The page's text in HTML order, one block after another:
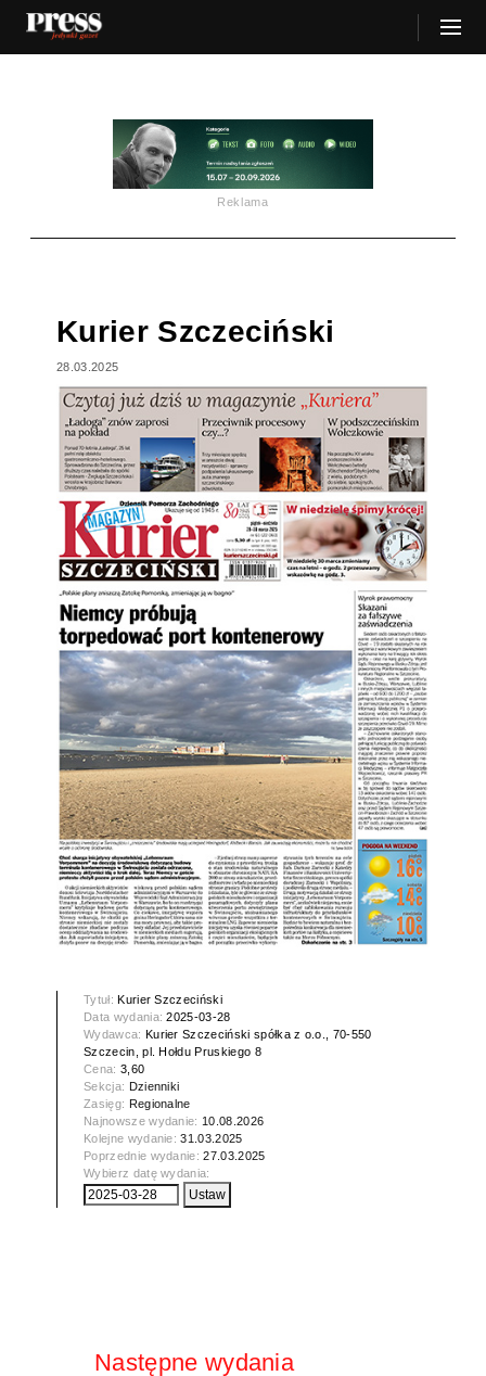
Reklama
Kurier Szczeciński
28.03.2025
Tytuł: Kurier Szczeciński
Data wydania:2025-03-28
Wydawca: Kurier Szczeciński spółka z o.o., 70-550
Szczecin, pl. Hołdu Pruskiego 8
Cena: 3,60
Sekcja: Dzienniki
Zasięg: Regionalne
Najnowsze wydanie:10.08.2026
Kolejne wydanie:31.03.2025
Poprzednie wydanie:27.03.2025
Wybierz datę wydania:
Następne wydania